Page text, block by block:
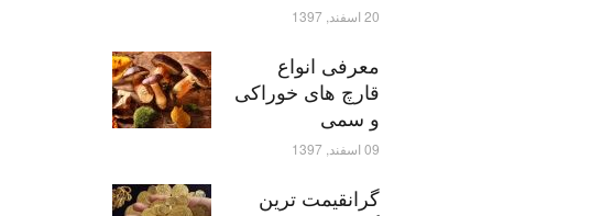
20 اسفند, 1397
معرفی انواع
قارچ های خوراکی
و سمی
09 اسفند, 1397
گرانقیمت ترین